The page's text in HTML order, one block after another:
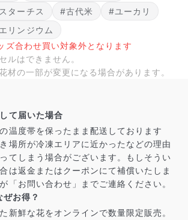
がなかったら？
枯れている」「折れている」などの不備が
なことでもお気軽にサポートまでご連絡く
補償いたします。
ターチス #古代米
#ユーカリ
リンジウム
ズ合わせ買い対象外となります
ルはできません。
材の一部が変更になる場合があります。
て届いた場合
温度帯を保ったまま配送しております
場所が冷凍エリアに近かったなどの理由
てしまう場合がございます。もしそうい
は返金またはクーポンにて補償いたしま
「お問い合わせ」までご連絡ください。
お得？
新鮮な花をオンラインで数量限定販売。